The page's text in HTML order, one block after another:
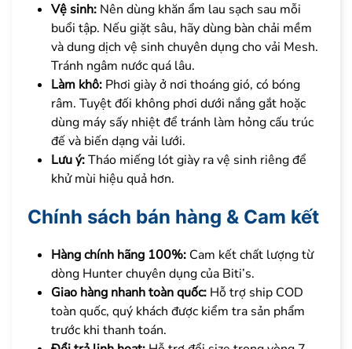
Vệ sinh: Nên dùng khăn ẩm lau sạch sau mỗi
buổi tập. Nếu giặt sâu, hãy dùng bàn chải mềm
và dung dịch vệ sinh chuyên dụng cho vải Mesh.
Tránh ngâm nước quá lâu.
Làm khô: Phơi giày ở nơi thoáng gió, có bóng
râm. Tuyệt đối không phơi dưới nắng gắt hoặc
dùng máy sấy nhiệt để tránh làm hỏng cấu trúc
đế và biến dạng vải lưới.
Lưu ý:Tháo miếng lót giày ra vệ sinh riêng để
khử mùi hiệu quả hơn.
Chính sách bán hàng & Cam kết
Hàng chính hãng 100%: Cam kết chất lượng từ
dòng Hunter chuyên dụng của Biti’s.
Giao hàng nhanh toàn quốc: Hỗ trợ ship COD
toàn quốc, quý khách được kiểm tra sản phẩm
trước khi thanh toán.